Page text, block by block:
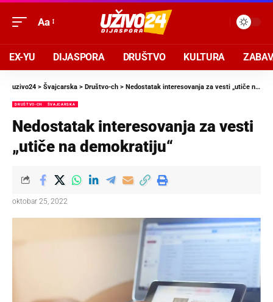
Aa
EX-YU DIJASPORA DRUŠTVO KULTURA
uzivo24 > Švajcarska > Društvo-ch > Nedostatak interesovanja za vesti „utiče na demokratiju“
DRUŠTVO-CH ŠVAJCARSKA
Nedostatak interesovanja za vesti
„utiče na demokratiju“
oktobar 25, 2022